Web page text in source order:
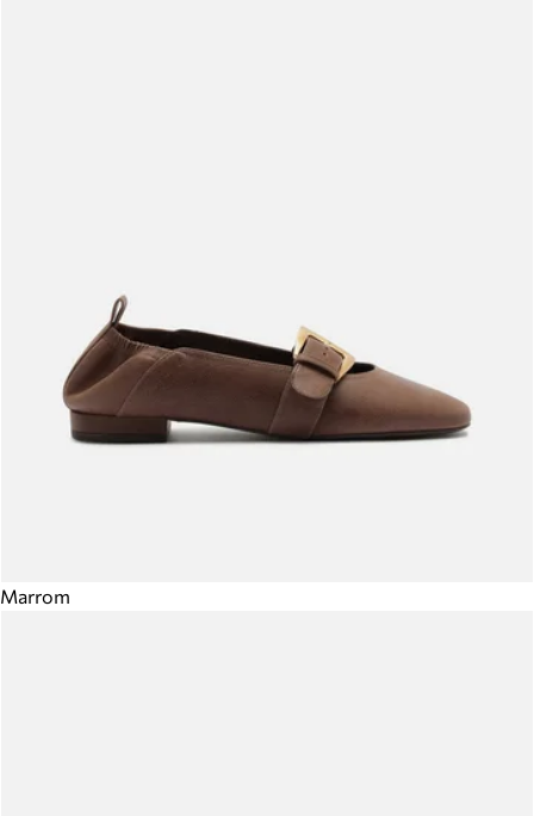
Marrom